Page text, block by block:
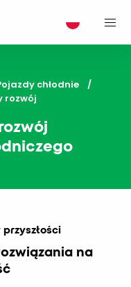
chłodnie
rozwój
na